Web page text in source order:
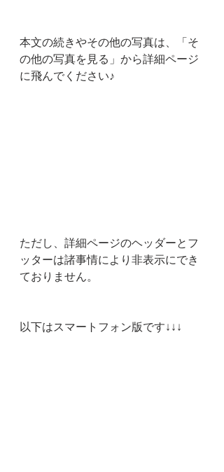
本文の続きやその他の写真は、「そ
の他の写真を見る」から詳細ページ
に飛んでください♪
ただし、詳細ページのヘッダーとフ
ッターは諸事情により非表示にでき
ておりません。
以下はスマートフォン版です↓↓↓